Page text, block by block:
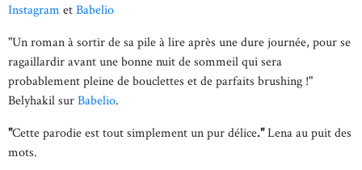
Instagram etBabelio
"Un roman à sortir de sa pile à lire après une dure journée, pour se
ragaillardir avant une bonne nuit de sommeil qui sera
probablement pleine de bouclettes et de parfaits brushing !"
Belyhakil surBabelio.
"Cette parodie est tout simplement un pur délice."Lena au puit des
mots.